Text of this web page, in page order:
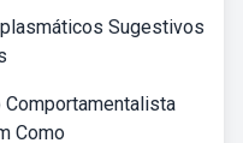
Sugestivos
Comportamentalista
Como